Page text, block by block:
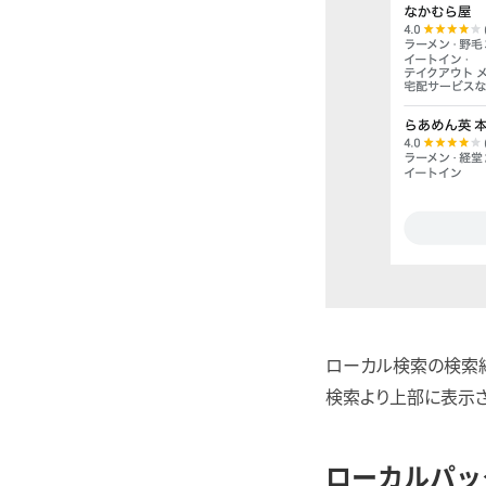
ローカル検索の検索
検索より上部に表示
ローカルパ